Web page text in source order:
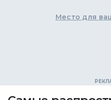
Место для